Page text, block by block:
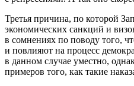
Третья причина, по которой
экономических санкций и
в сомнениях по поводу того,
и повлияют на процесс
в данном случае уместно,
примеров того, как такие